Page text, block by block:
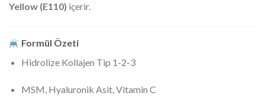
Yellow (E110) içerir.
Formül Özeti
Hidrolize Kollajen Tip 1-2-3
MSM, Hyaluronik Asit, Vitamin C